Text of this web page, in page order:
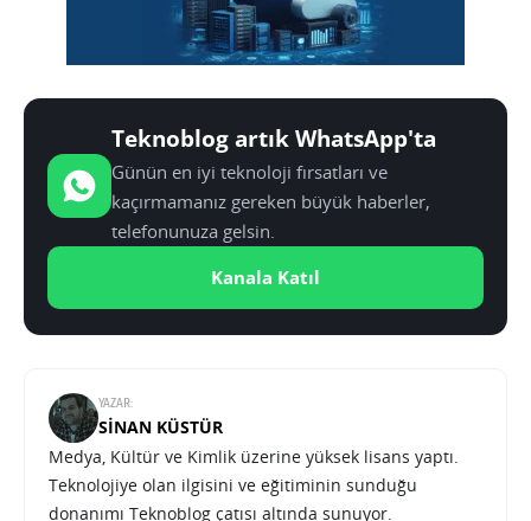
Teknoblog artık WhatsApp'ta
Günün en iyi teknoloji fırsatları ve
kaçırmamanız gereken büyük haberler,
telefonunuza gelsin.
Kanala Katıl
YAZAR:
SINAN KÜSTÜR
Medya, Kültür ve Kimlik üzerine yüksek lisans yaptı.
Teknolojiye olan ilgisini ve eğitiminin sunduğu
donanımı Teknoblog çatısı altında sunuyor.